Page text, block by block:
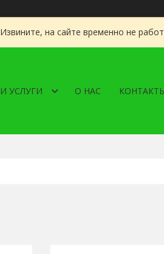
Извините, на сайте временно не
УСЛУГИ О НАС